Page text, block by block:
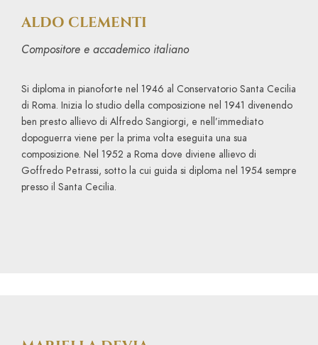
ALDO CLEMENTI
Compositore e accademico italiano
Si diploma in pianoforte nel 1946 al Conservatorio Santa Cecilia
di Roma. Inizia lo studio della composizione nel 1941 divenendo
ben presto allievo di Alfredo Sangiorgi, e nell’immediato
dopoguerra viene per la prima volta eseguita una sua
composizione. Nel 1952 a Roma dove diviene allievo di
Goffredo Petrassi, sotto la cui guida si diploma nel 1954 sempre
presso il Santa Cecilia.